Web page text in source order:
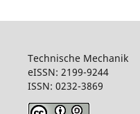
Technische Mechanik
eISSN: 2199-9244
ISSN: